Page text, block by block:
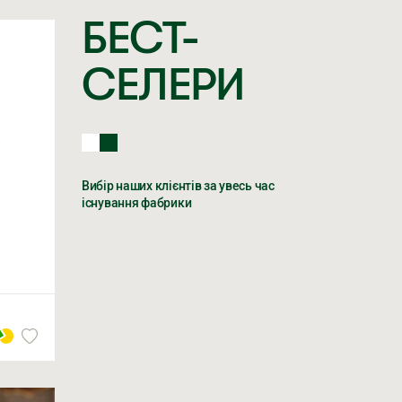
БЕСТ-
СЕЛЕРИ
Вибір наших клієнтів за увесь час
існування фабрики
ТЕЛЕФОНУ *
на обробку персональних даних